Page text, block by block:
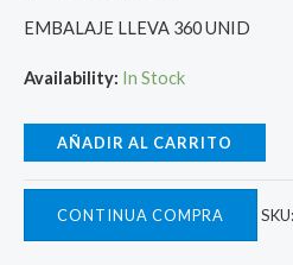
EMBALAJE LLEVA 360 UNID
Availability: In Stock
AÑADIR AL CARRITO
CONTINUA COMPRA SKU: